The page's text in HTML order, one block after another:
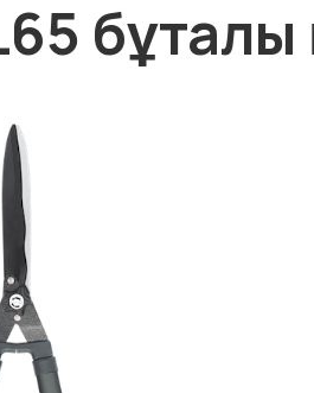
бұталы